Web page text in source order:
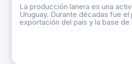
La producción lanera es una
Uruguay. Durante décadas fue el
exportación del país y la base de